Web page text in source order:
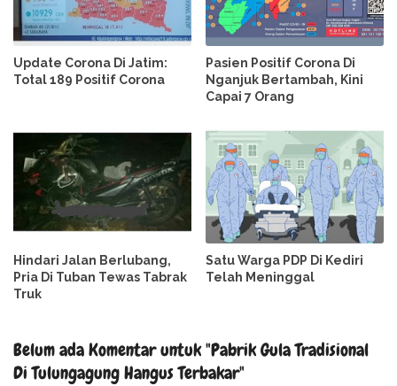
Update Corona Di Jatim:
Total 189 Positif Corona
Pasien Positif Corona Di
Nganjuk Bertambah, Kini
Capai 7 Orang
Hindari Jalan Berlubang,
Pria Di Tuban Tewas Tabrak
Truk
Satu Warga PDP Di Kediri
Telah Meninggal
Belum ada Komentar untuk "Pabrik Gula Tradisional
Di Tulungagung Hangus Terbakar"